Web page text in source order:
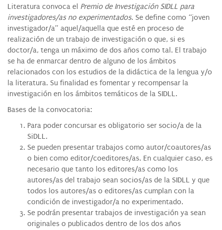
Literatura convoca el Premio de Investigación SIDLL para
investigadores/as no experimentados. Se define como “joven
investigador/a” aquel/aquella que esté en proceso de
realización de un trabajo de investigación o que, si es
doctor/a, tenga un máximo de dos años como tal. El trabajo
se ha de enmarcar dentro de alguno de los ámbitos
relacionados con los estudios de la didáctica de la lengua y/o
la literatura. Su finalidad es fomentar y recompensar la
investigación en los ámbitos temáticos de la SIDLL.
Bases de la convocatoria:
Para poder concursar es obligatorio ser socio/a de la
SiDLL.
Se pueden presentar trabajos como autor/coautores/as
o bien como editor/coeditores/as. En cualquier caso, es
necesario que tanto los editores/as como los
autores/as del trabajo sean socios/as de la SIDLL y que
todos los autores/as o editores/as cumplan con la
condición de investigador/a no experimentado.
Se podrán presentar trabajos de investigación ya sean
originales o publicados dentro de los dos años